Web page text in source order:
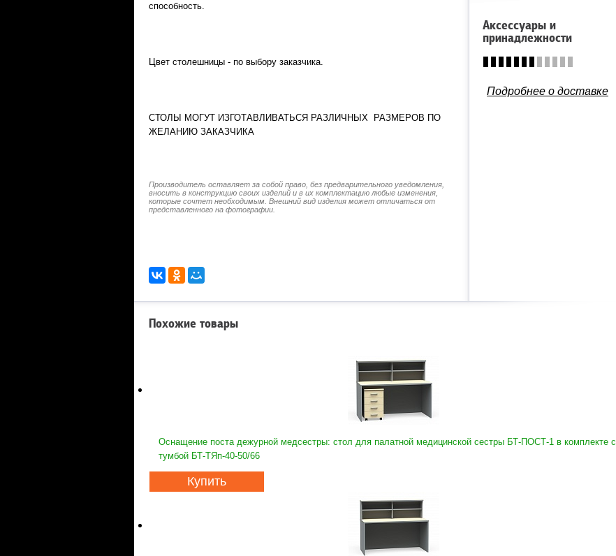
способность.
Цвет столешницы - по выбору заказчика.
СТОЛЫ МОГУТ ИЗГОТАВЛИВАТЬСЯ РАЗЛИЧНЫХ РАЗМЕРОВ ПО
ЖЕЛАНИЮ ЗАКАЗЧИКА
Производитель оставляет за собой право, без предварительного уведомления,
вносить в конструкцию своих изделий и в их комплектацию любые изменения,
которые сочтет необходимым. Внешний вид изделия может отличаться от
представленного на фотографии.
Аксессуары и
принадлежности
Подробнее о доставке
Похожие товары
Оснащение поста дежурной медсестры: стол для палатной медицинской сестры БТ-ПОСТ-1 в комплекте с
тумбой БТ-ТЯп-40-50/66
Купить